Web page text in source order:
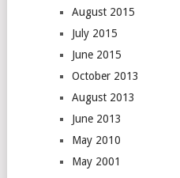
August 2015
July 2015
June 2015
October 2013
August 2013
June 2013
May 2010
May 2001